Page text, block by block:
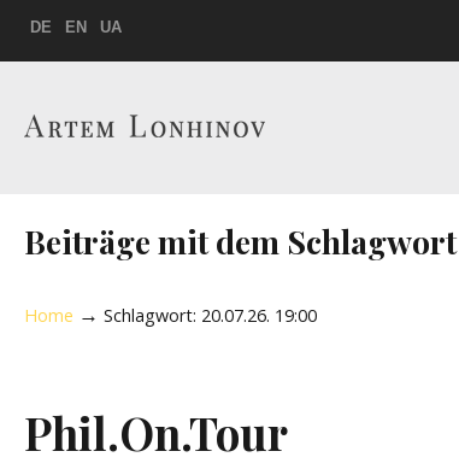
DE EN UA
Beiträge mit dem Schlagwort
Home → Schlagwort: 20.07.26. 19:00
Phil.On.Tour